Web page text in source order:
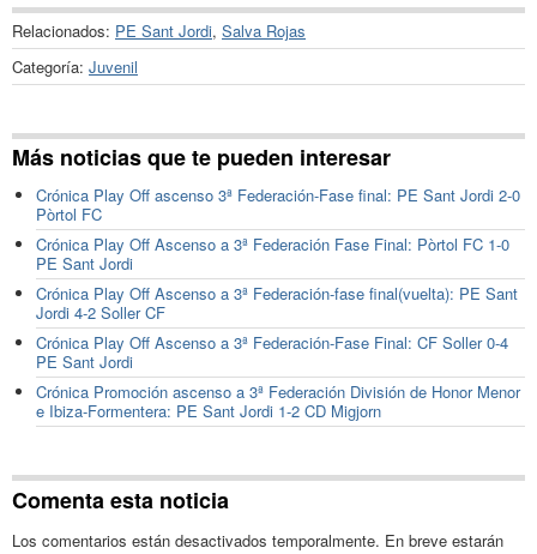
Relacionados: PE Sant Jordi, Salva Rojas
Categoría: Juvenil
Más noticias que te pueden interesar
Crónica Play Off ascenso 3ª Federación-Fase final: PE Sant Jordi 2-0
Pòrtol FC
Crónica Play Off Ascenso a 3ª Federación Fase Final: Pòrtol FC 1-0
PE Sant Jordi
Crónica Play Off Ascenso a 3ª Federación-fase final(vuelta): PE Sant
Jordi 4-2 Soller CF
Crónica Play Off Ascenso a 3ª Federación-Fase Final: CF Soller 0-4
PE Sant Jordi
Crónica Promoción ascenso a 3ª Federación División de Honor Menor
e Ibiza-Formentera: PE Sant Jordi 1-2 CD Migjorn
Comenta esta noticia
Los comentarios están desactivados temporalmente. En breve estarán